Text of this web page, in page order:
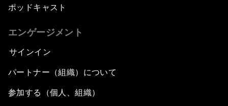
ポッドキャスト
エンゲージメント
サインイン
パートナー（組織）について
参加する（個人、組織）